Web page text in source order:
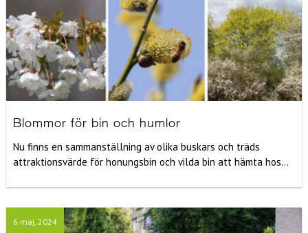
Blommor för bin och humlor
Nu finns en sammanställning av olika buskars och träds
attraktionsvärde för honungsbin och vilda bin att hämta hos...
6 maj, 2024